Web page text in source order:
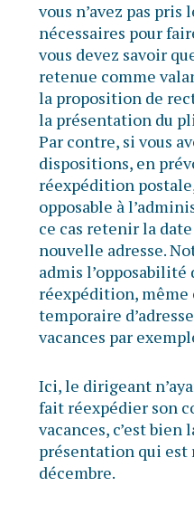
vous n’avez pas
nécessaires pour
vous devez savoir
retenue comme
la proposition de
la présentation du
Par contre, si vous
dispositions, en
réexpédition
opposable à
ce cas retenir la
nouvelle adresse.
admis l’opposabilité
réexpédition, même
temporaire
vacances par
Ici, le dirigeant
fait réexpédier son
vacances, c’est bien
présentation qui est
décembre.